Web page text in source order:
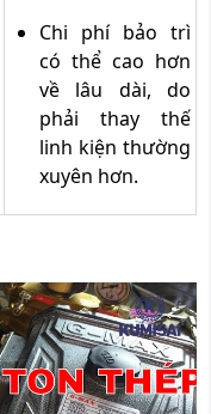
Chi phí bảo trì
có thể cao hơn
về lâu dài, do
phải thay thế
linh kiện thường
xuyên hơn.